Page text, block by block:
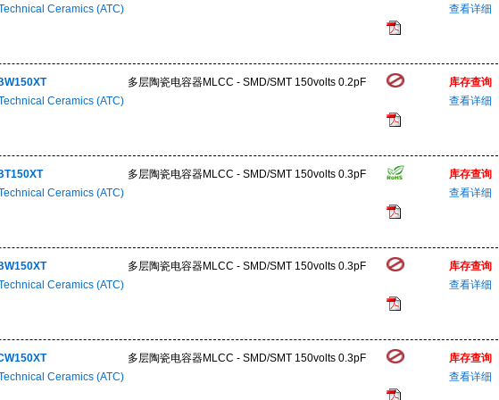
Ceramics (ATC) 查看详细
Ceramics (ATC)
多层陶瓷电容器MLCC - SMD/SMT 150volts 0.2pF
库存查询
查看详细
Ceramics (ATC)
多层陶瓷电容器MLCC - SMD/SMT 150volts 0.3pF
库存查询
查看详细
Ceramics (ATC)
多层陶瓷电容器MLCC - SMD/SMT 150volts 0.3pF
库存查询
查看详细
Ceramics (ATC)
多层陶瓷电容器MLCC - SMD/SMT 150volts 0.3pF
库存查询
查看详细